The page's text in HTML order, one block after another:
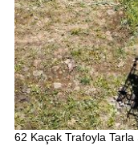
62 Kaçak Trafoyla Tarla